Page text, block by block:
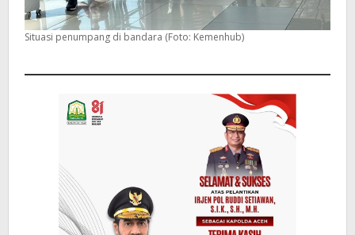
Situasi penumpang di bandara (Foto: Kemenhub)